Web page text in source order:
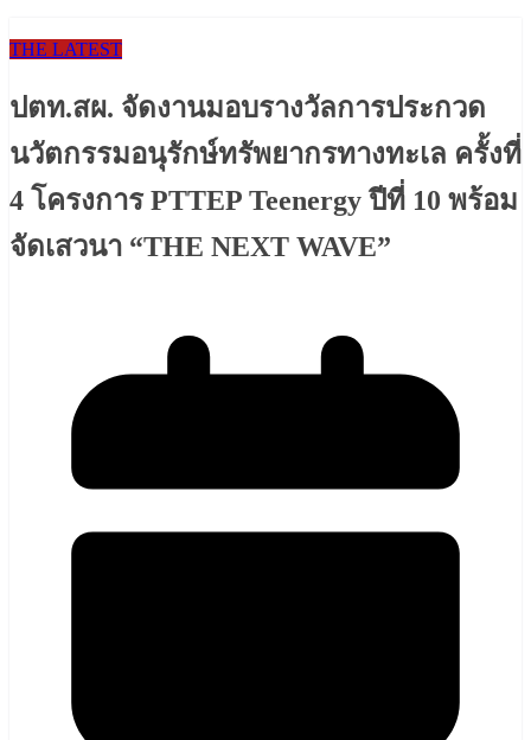
THE LATEST
ปตท.สผ. จัดงานมอบรางวัลการประกวด
นวัตกรรมอนุรักษ์ทรัพยากรทางทะเล ครั้งที่
4 โครงการ PTTEP Teenergy ปีที่ 10 พร้อม
จัดเสวนา “THE NEXT WAVE”